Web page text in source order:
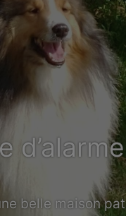
belle maison